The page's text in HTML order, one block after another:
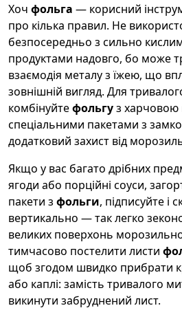
Хоч фольга — корисний
про кілька правил. Не
безпосередньо з сильно
продуктами надовго, бо може
взаємодія металу з їжею, що
зовнішній вигляд. Для
комбінуйтефольгуз харчовою
спеціальними пакетами з
додатковий захист від
Якщо у вас багато дрібних
ягоди або порційні соуси,
пакети з фольги, підписуйте і
вертикально — так легко
великих поверхонь
тимчасово постелити листи
щоб згодом швидко прибрати
або каплі: замість тривалого
викинути забруднений лист.